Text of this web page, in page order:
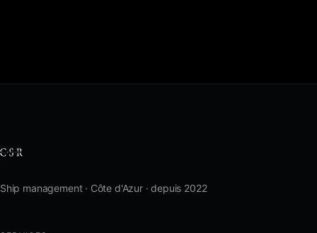
Ship management · Côte d'Azur · depuis 2022